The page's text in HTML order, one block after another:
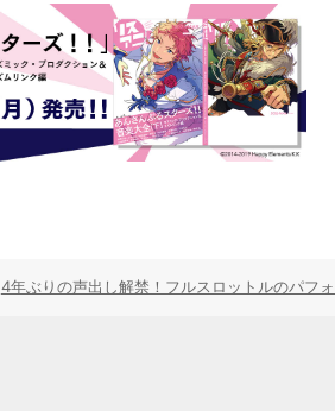
4年ぶりの声出し解禁！フルスロットルのパフ